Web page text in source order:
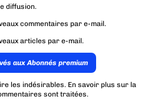
diffusion.
commentaires par e-mail.
articles par e-mail.
aux Abonnés premium
les indésirables. En savoir plus sur la
sont traitées.